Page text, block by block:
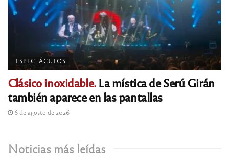
ESPECTÁCULOS
Clásico inoxidable.La mística de Serú Girán
también aparece en las pantallas
6 de agosto de 2026
Noticias más leídas